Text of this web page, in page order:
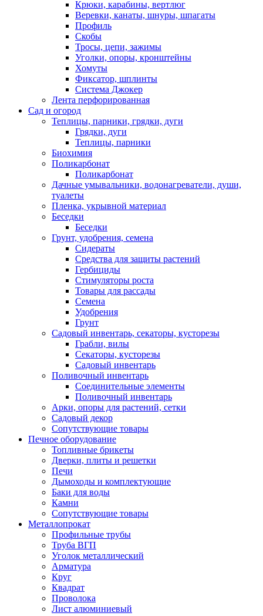
Крюки, карабины, вертлюг
Веревки, канаты, шнуры, шпагаты
Профиль
Скобы
Тросы, цепи, зажимы
Уголки, опоры, кронштейны
Хомуты
Фиксатор, шплинты
Система Джокер
Лента перфорированная
Сад и огород
Теплицы, парники, грядки, дуги
Грядки, дуги
Теплицы, парники
Биохимия
Поликарбонат
Поликарбонат
Дачные умывальники, водонагреватели, души,
туалеты
Пленка, укрывной материал
Беседки
Беседки
Грунт, удобрения, семена
Сидераты
Средства для защиты растений
Гербициды
Стимуляторы роста
Товары для рассады
Семена
Удобрения
Грунт
Садовый инвентарь, секаторы, кусторезы
Грабли, вилы
Секаторы, кусторезы
Садовый инвентарь
Поливочный инвентарь
Соединительные элементы
Поливочный инвентарь
Арки, опоры для растений, сетки
Садовый декор
Сопутствующие товары
Печное оборудование
Топливные брикеты
Дверки, плиты и решетки
Печи
Дымоходы и комплектующие
Баки для воды
Камни
Сопутствующие товары
Металлопрокат
Профильные трубы
Труба ВГП
Уголок металлический
Арматура
Круг
Квадрат
Проволока
Лист алюминиевый